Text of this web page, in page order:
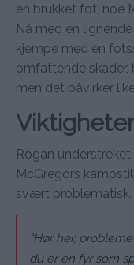
en brukket fot, noe
Nå med en
kjempe med en
omfattende skader,
men det påvirker
Rogan
McGregors
svært problematisk.
“Hør her,
du er en fyr som